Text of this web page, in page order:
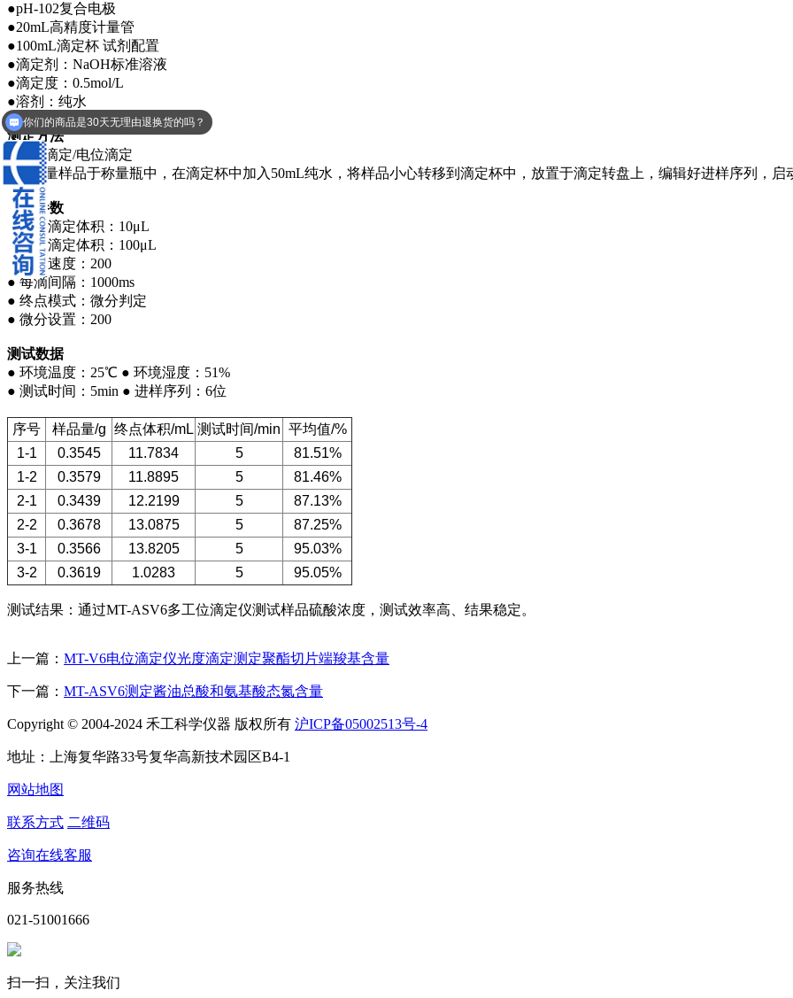
●pH-102复合电极
●20mL高精度计量管
●100mL滴定杯 试剂配置
●滴定剂：NaOH标准溶液
●滴定度：0.5mol/L
●溶剂：纯水
测定方法
●酸碱滴定/电位滴定
●取适量样品于称量瓶中，在滴定杯中加入50mL纯水，将样品小心转移到滴定杯中，放置于滴定转盘上，编辑好进样序列，
仪器参数
● 最小滴定体积：10μL
● 最大滴定体积：100μL
● 搅拌速度：200
● 每滴间隔：1000ms
● 终点模式：微分判定
● 微分设置：200
测试数据
● 环境温度：25℃ ● 环境湿度：51%
● 测试时间：5min ● 进样序列：6位
序号 样品量/g 终点体积/mL 测试时间/min 平均值/%
1-1
0.3545 11.7834 5
81.51%
1-2
0.3579 11.8895 5
81.46%
2-1
0.3439 12.2199 5
87.13%
2-2
0.3678 13.0875 5
87.25%
3-1
0.3566 13.8205 5
95.03%
3-2
0.3619 1.0283 5 95.05%
测试结果：通过MT-ASV6多工位滴定仪测试样品硫酸浓度，测试效率高、结果稳定。
上一篇： MT-V6电位滴定仪光度滴定测定聚酯切片端羧基含量
下一篇： MT-ASV6测定酱油总酸和氨基酸态氮含量
Copyright © 2004-2024 禾工科学仪器 版权所有 沪ICP备05002513号-4
地址：上海复华路33号复华高新技术园区B4-1
网站地图
联系方式 二维码
咨询在线客服
服务热线
021-51001666
扫一扫，关注我们
你们的商品是30天无理由退换货的吗？